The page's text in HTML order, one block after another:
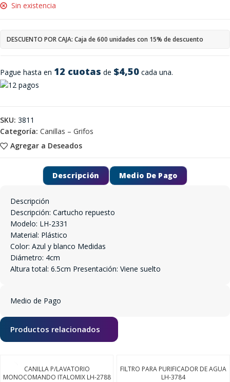
Pague hasta en 12 cuotas de $4,50 cada una.
Sin existencia
DESCUENTO POR CAJA: Caja de 600 unidades con 15% de descuento
Agregar a Deseados
SKU: 3811
Categoría: Canillas – Grifos
Descripción Medio De Pago
Descripción
Descripción: Cartucho repuesto
Modelo: LH-2331
Material: Plástico
Color: Azul y blanco Medidas
Diámetro: 4cm
Altura total: 6.5cm Presentación: Viene suelto
Medio de Pago
Productos relacionados
CANILLA P/LAVATORIO
MONOCOMANDO ITALOMIX LH-2788
FILTRO PARA PURIFICADOR DE AGUA
LH-3784